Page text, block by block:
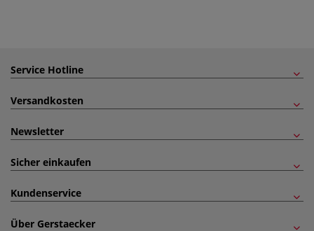
Service Hotline
Versandkosten
Newsletter
Sicher einkaufen
Kundenservice
Über Gerstaecker